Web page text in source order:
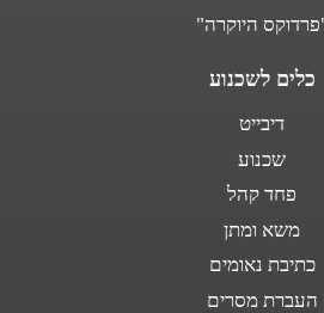
היוקרה"
כלים לשכנוע
דיבייט
שכנוע
פחד קהל
משא ומתן
כתיבת נאומים
העברת מסרים